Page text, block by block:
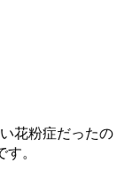
花粉症だったの
。